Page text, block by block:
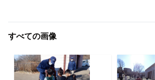
すべての画像